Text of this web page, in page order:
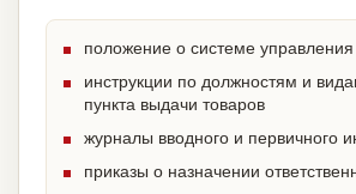
положение о системе
инструкции по должностям и
пункта выдачи товаров
журналы вводного и первичного
приказы о назначении